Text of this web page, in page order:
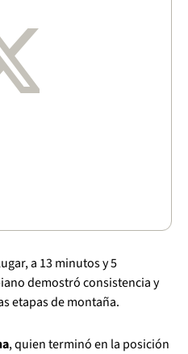
a 13 minutos y 5
demostró consistencia y
etapas de montaña.
, quien terminó en la posición